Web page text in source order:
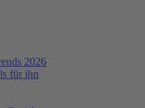
2026
für ihn